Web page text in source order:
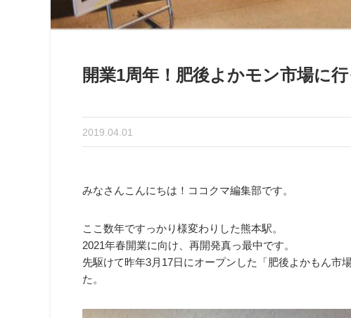
開業1周年！肥後よかモン市場に
2019.04.01
みなさんこんにちは！ココクマ編集部です。
ここ数年ですっかり様変わりした熊本駅。
2021年春開業に向け、再開発真っ最中です。
先駆けて昨年3月17日にオープンした「肥後よかもん市
た。